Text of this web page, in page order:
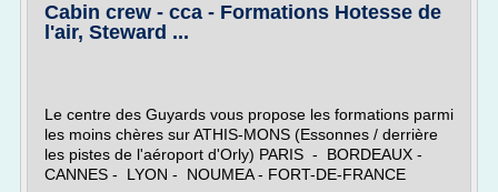
Cabin crew - cca - Formations Hotesse de
l'air, Steward ...
Le centre des Guyards vous propose les formations parmi
les moins chères sur ATHIS-MONS (Essonnes / derrière
les pistes de l'aéroport d'Orly) PARIS - BORDEAUX -
CANNES - LYON - NOUMEA - FORT-DE-FRANCE